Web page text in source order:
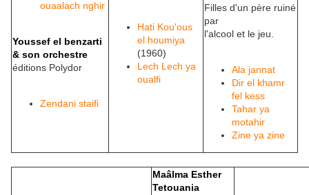
ouaalach nghir
Youssef el benzarti
& son orchestre
éditions Polydor
Zendani staifi
Hati Kou'ous
el houmiya
(1960)
Lech Lech ya
oualfi
Filles d'un père ruiné
par
l'alcool et le jeu.
Ala jannat
Dir el khamr
fel kess
Tahar ya
motahir
Zine ya zine
Maâlma Esther
Tetouania